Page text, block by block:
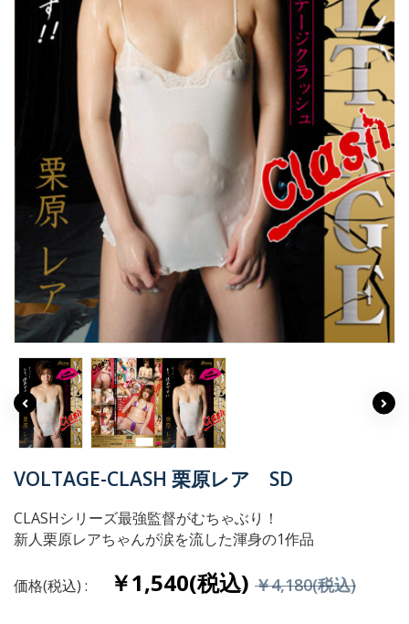
VOLTAGE-CLASH 栗原レア SD
CLASHシリーズ最強監督がむちゃぶり！
新人栗原レアちゃんが涙を流した渾身の1作品
価格(税込) : ￥1,540(税込) ￥4,180(税込)